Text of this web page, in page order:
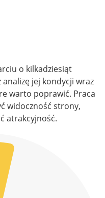
o kilkadziesiąt
jej kondycji wraz
warto poprawić. Praca
widoczność strony,
atrakcyjność.